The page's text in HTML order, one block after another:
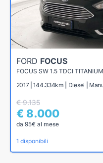
FORD FOCUS
FOCUS SW 1.5 TDCI
2017 | 144.334km | Diesel |
€ 9.135
€ 8.000
da 95€ al mese
1 disponibili